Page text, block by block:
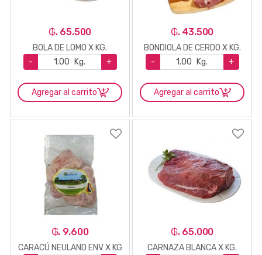
₲. 65.500
BOLA DE LOMO X KG.
-
Kg. +
Agregar al carrito
₲. 43.500
BONDIOLA DE CERDO X KG.
-
Kg. +
Agregar al carrito
₲. 9.600
CARACÚ NEULAND ENV X KG
₲. 65.000
CARNAZA BLANCA X KG.